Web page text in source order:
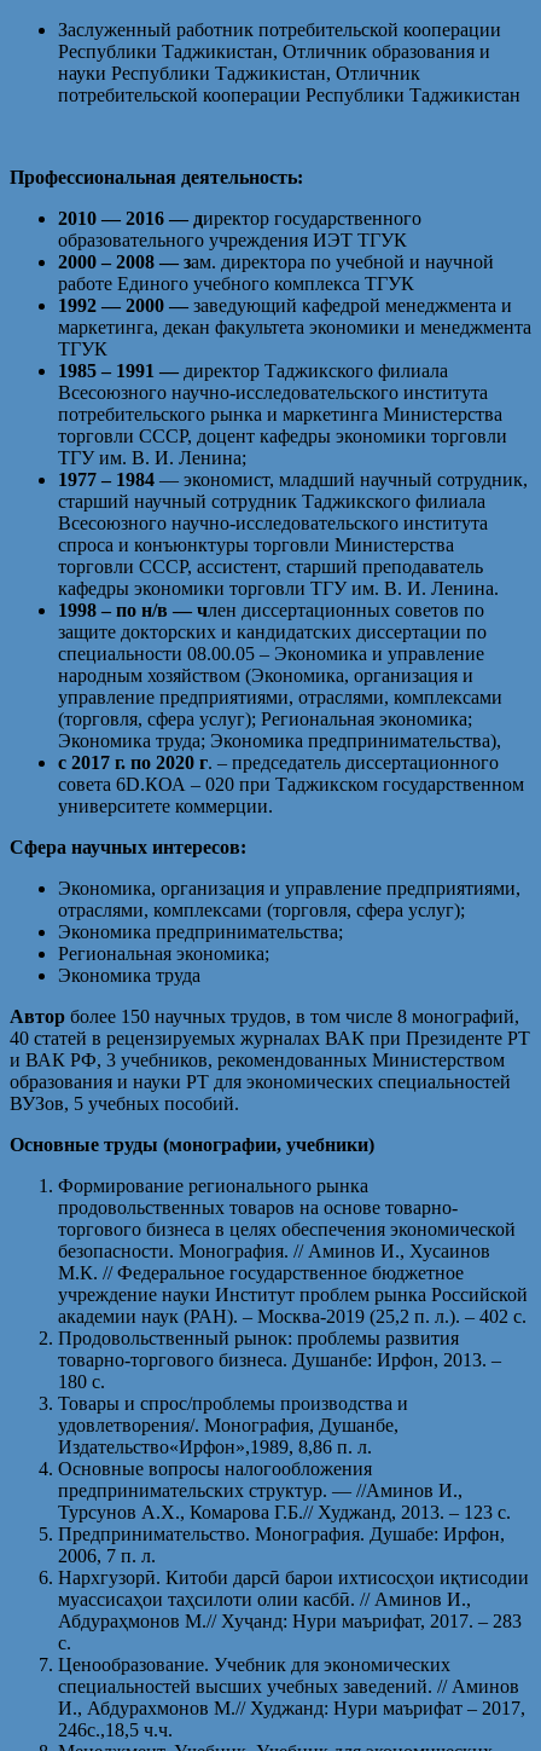
Заслуженный работник потребительской кооперации
Республики Таджикистан, Отличник образования и
науки Республики Таджикистан, Отличник
потребительской кооперации Республики Таджикистан
Профессиональная деятельность:
2010 — 2016 — директор государственного
образовательного учреждения ИЭТ ТГУК
2000 – 2008 — зам. директора по учебной и научной
работе Единого учебного комплекса ТГУК
1992 — 2000 — заведующий кафедрой менеджмента и
маркетинга, декан факультета экономики и менеджмента
ТГУК
1985 – 1991 — директор Таджикского филиала
Всесоюзного научно-исследовательского института
потребительского рынка и маркетинга Министерства
торговли СССР, доцент кафедры экономики торговли
ТГУ им. В. И. Ленина;
1977 – 1984 — экономист, младший научный сотрудник,
старший научный сотрудник Таджикского филиала
Всесоюзного научно-исследовательского института
спроса и конъюнктуры торговли Министерства
торговли СССР, ассистент, старший преподаватель
кафедры экономики торговли ТГУ им. В. И. Ленина.
1998 – по н/в — член диссертационных советов по
защите докторских и кандидатских диссертации по
специальности 08.00.05 – Экономика и управление
народным хозяйством (Экономика, организация и
управление предприятиями, отраслями, комплексами
(торговля, сфера услуг); Региональная экономика;
Экономика труда; Экономика предпринимательства),
с 2017 г. по 2020 г. – председатель диссертационного
совета 6D.КОА – 020 при Таджикском государственном
университете коммерции.
Сфера научных интересов:
Экономика, организация и управление предприятиями,
отраслями, комплексами (торговля, сфера услуг);
Экономика предпринимательства;
Региональная экономика;
Экономика труда
Автор более 150 научных трудов, в том числе 8 монографий,
40 статей в рецензируемых журналах ВАК при Президенте РТ
и ВАК РФ, 3 учебников, рекомендованных Министерством
образования и науки РТ для экономических специальностей
ВУЗов, 5 учебных пособий.
Основные труды (монографии, учебники)
Формирование регионального рынка
продовольственных товаров на основе товарно-
торгового бизнеса в целях обеспечения экономической
безопасности. Монография. // Аминов И., Хусаинов
М.К. // Федеральное государственное бюджетное
учреждение науки Институт проблем рынка Российской
академии наук (РАН). – Москва-2019 (25,2 п. л.). – 402 с.
Продовольственный рынок: проблемы развития
товарно-торгового бизнеса. Душанбе: Ирфон, 2013. –
180 с.
Товары и спрос/проблемы производства и
удовлетворения/. Монография, Душанбе,
Издательство«Ирфон»,1989, 8,86 п. л.
Основные вопросы налогообложения
предпринимательских структур. — //Аминов И.,
Турсунов А.Х., Комарова Г.Б.// Худжанд, 2013. – 123 с.
Предпринимательство. Монография. Душабе: Ирфон,
2006, 7 п. л.
Нархгузорӣ. Китоби дарсӣ барои ихтисосҳои иқтисодии
муассисаҳои таҳсилоти олии касбӣ. // Аминов И.,
Абдураҳмонов М.// Хуҷанд: Нури маърифат, 2017. – 283
с.
Ценообразование. Учебник для экономических
специальностей высших учебных заведений. // Аминов
И., Абдурахмонов М.// Худжанд: Нури маърифат – 2017,
246с.,18,5 ч.ч.